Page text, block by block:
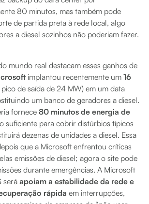
80 minutos, mas também pode
de partida preta à rede local, algo
a diesel sozinhos não poderiam fazer.
mundo real destacam esses ganhos de
implantou recentemente um 16
de saída de 24 MW) em um data
um banco de geradores a diesel.
fornece 80 minutos de energia de
suficiente para cobrir distúrbios típicos
dezenas de unidades a diesel. Essa
que a Microsoft enfrentou críticas
emissões de diesel; agora o site pode
durante emergências. A Microsoft
seráapoiam a estabilidade da rede e
rápida em interrupções,